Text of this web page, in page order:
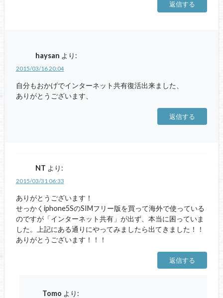
返信する
haysan より:
2015/03/16 20:04
自分もおかげでインターネット共有復活出来ました、
ありがとうございます、
返信する
NT より:
2015/03/31 06:33
ありがとうございます！
せっかくiphone5SのSIMフリー版を買って海外で使っている
のですが「インターネット共有」が出ず、本当に困っていま
した。上記にある通りにやってみましたら出てきました！！
ありがとうございます！！！
返信する
Tomo より: